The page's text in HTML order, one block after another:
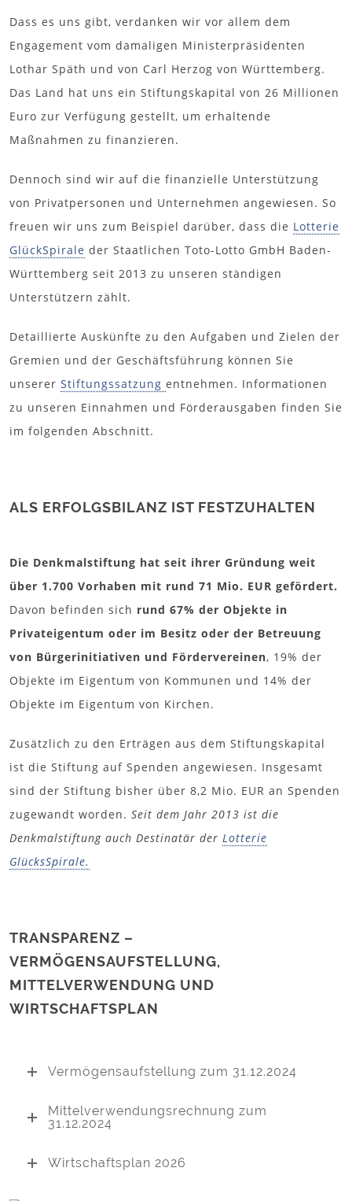
Dass es uns gibt, verdanken wir vor allem dem
Engagement vom damaligen Ministerpräsidenten
Lothar Späth und von Carl Herzog von Württemberg.
Das Land hat uns ein Stiftungskapital von 26 Millionen
Euro zur Verfügung gestellt, um erhaltende
Maßnahmen zu finanzieren.
Dennoch sind wir auf die finanzielle Unterstützung
von Privatpersonen und Unternehmen angewiesen. So
freuen wir uns zum Beispiel darüber, dass die Lotterie
GlückSpirale der Staatlichen Toto-Lotto GmbH Baden-
Württemberg seit 2013 zu unseren ständigen
Unterstützern zählt.
Detaillierte Auskünfte zu den Aufgaben und Zielen der
Gremien und der Geschäftsführung können Sie
unserer Stiftungssatzung entnehmen. Informationen
zu unseren Einnahmen und Förderausgaben finden Sie
im folgenden Abschnitt.
ALS ERFOLGSBILANZ IST FESTZUHALTEN
Die Denkmalstiftung hat seit ihrer Gründung weit
über 1.700 Vorhaben mit rund 71 Mio. EUR gefördert.
Davon befinden sich rund 67% der Objekte in
Privateigentum oder im Besitz oder der Betreuung
von Bürgerinitiativen und Fördervereinen, 19% der
Objekte im Eigentum von Kommunen und 14% der
Objekte im Eigentum von Kirchen.
Zusätzlich zu den Erträgen aus dem Stiftungskapital
ist die Stiftung auf Spenden angewiesen. Insgesamt
sind der Stiftung bisher über 8,2 Mio. EUR an Spenden
zugewandt worden. Seit dem Jahr 2013 ist die
Denkmalstiftung auch Destinatär der Lotterie
GlücksSpirale.
TRANSPARENZ –
VERMÖGENSAUFSTELLUNG,
MITTELVERWENDUNG UND
WIRTSCHAFTSPLAN
Vermögensaufstellung zum 31.12.2024
Mittelverwendungsrechnung zum
31.12.2024
Wirtschaftsplan 2026